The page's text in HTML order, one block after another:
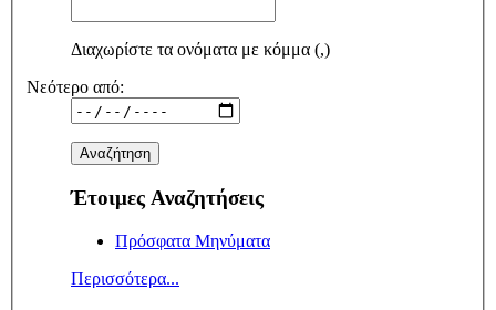
Διαχωρίστε τα ονόματα με κόμμα (,)
Νεότερο από:
Έτοιμες Αναζητήσεις
Πρόσφατα Μηνύματα
Περισσότερα...